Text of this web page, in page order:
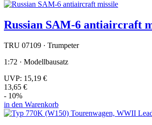
Russian SAM-6 antiaircraft
TRU 07109 · Trumpeter
1:72 · Modellbausatz
UVP: 15,19 €
13,65 €
- 10%
in den Warenkorb